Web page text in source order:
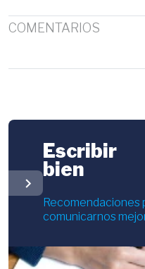
COMENTARIOS
chevron_right
Escribir
bien
Recomendaciones
comunicarnos